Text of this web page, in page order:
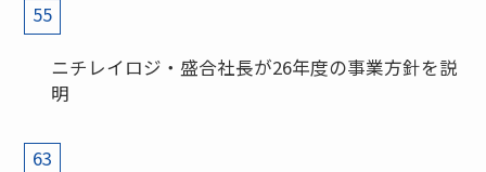
55
ニチレイロジ・盛合社長が26年度の事業方針を説
明
63